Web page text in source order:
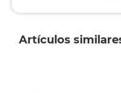
Artículos